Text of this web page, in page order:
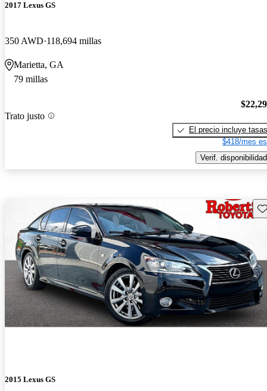
2017 Lexus GS
350 AWD 118,694 millas
Marietta, GA
79 millas
Trato justo
El precio incluye tasas
$418/mes
Verif. disponibilidad
2015 Lexus GS